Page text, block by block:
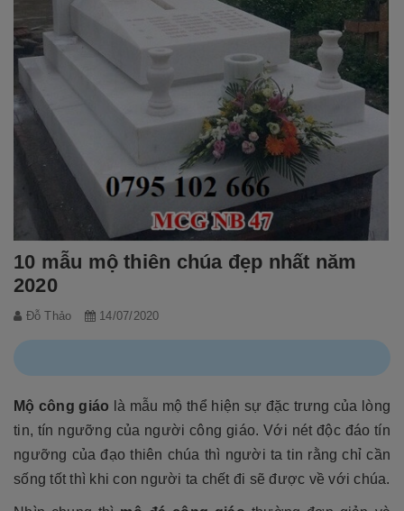
10 mẫu mộ thiên chúa đẹp nhất năm
2020
Đỗ Thảo 14/07/2020
Mộ công giáo là mẫu mộ thể hiện sự đặc trưng của lòng
tin, tín ngưỡng của người công giáo. Với nét độc đáo tín
ngưỡng của đạo thiên chúa thì người ta tin rằng chỉ cần
sống tốt thì khi con người ta chết đi sẽ được về với chúa.